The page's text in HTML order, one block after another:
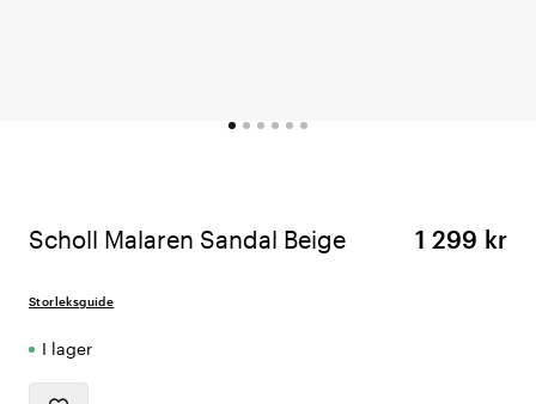
Scholl Malaren Sandal Beige 1 299 kr
Storleksguide
I lager